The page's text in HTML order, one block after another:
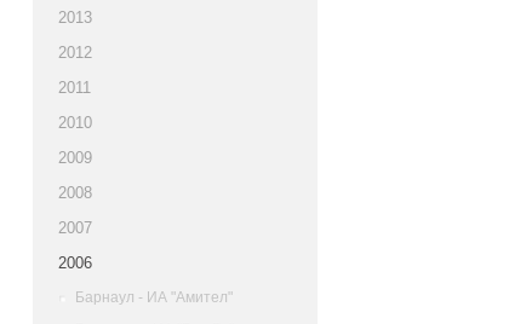
2013
2012
2011
2010
2009
2008
2007
2006
Барнаул - ИА "Амител"